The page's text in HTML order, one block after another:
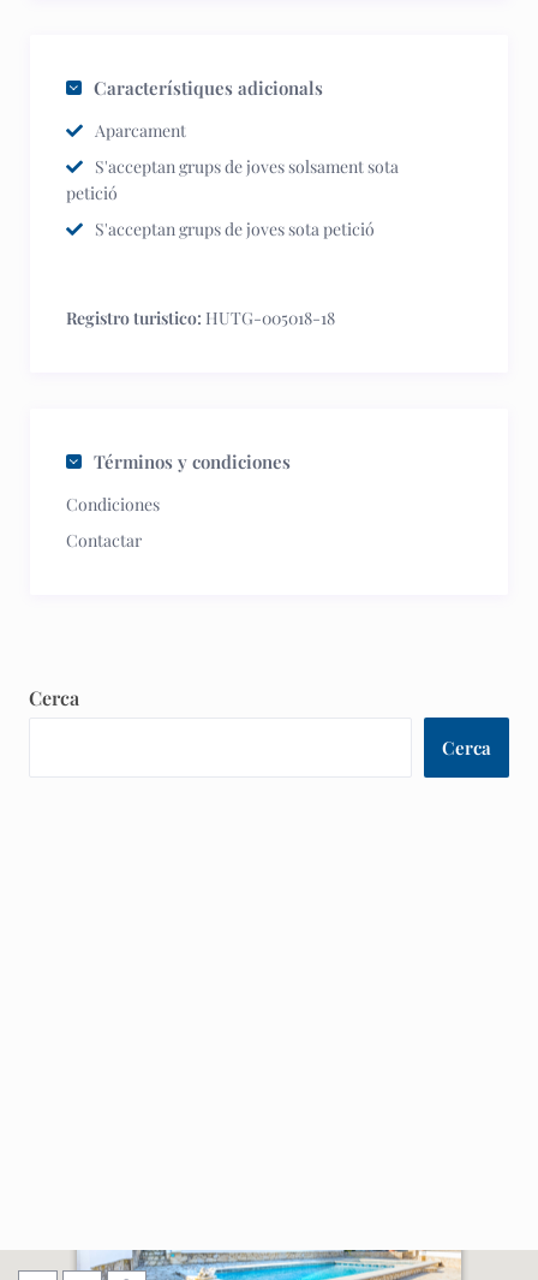
Característiques adicionals
Aparcament
S'acceptan grups de joves solsament sota
petició
S'acceptan grups de joves sota petició
Registro turistico: HUTG-005018-18
Términos y condiciones
Condiciones
Contactar
Cerca
Cerca